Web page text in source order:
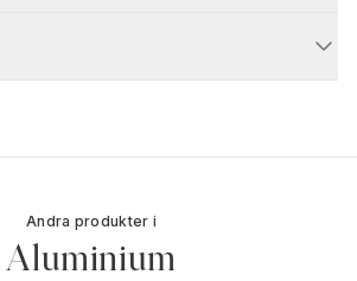
Andra produkter i
Aluminium